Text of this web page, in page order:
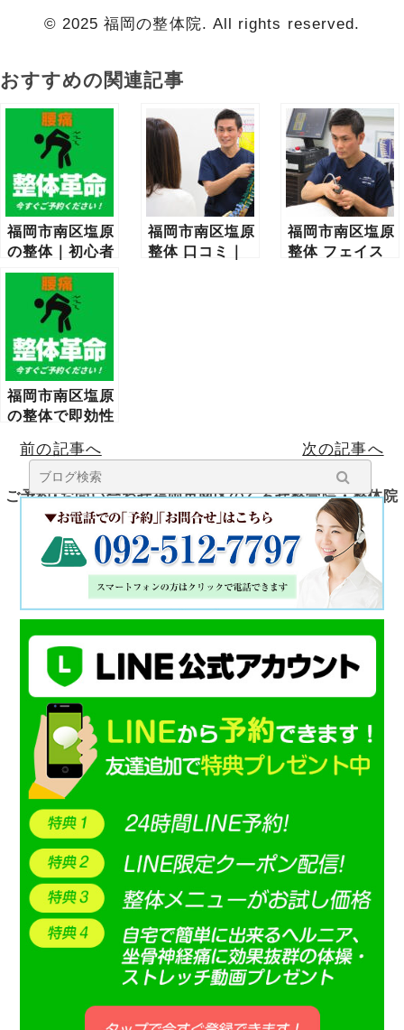
© 2025 福岡の整体院. All rights reserved.
おすすめの関連記事
福岡市南区塩原
の整体｜初心者
でも安心して通
える４つの理由
福岡市南区塩原
整体 口コミ｜
福岡市南区塩原
整体 フェイス
福岡市南区塩原
の整体で即効性
効果を実感でき
る施術とは？
前の記事へ 次の記事へ
ご予約･お問い合わせ福岡市南区のくろせ整骨院・整体院